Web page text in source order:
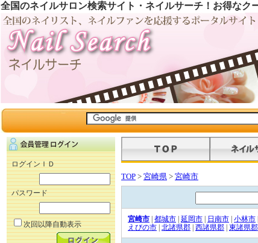
全国のネイルサロン検索サイト・ネイルサーチ！お得なク
ログインＩＤ
パスワード
次回以降自動表示
TOP > 宮崎県 > 宮崎市
宮崎市 都城市 延岡市 日南市 小林市
えびの市 北諸県郡 西諸県郡 東諸県郡